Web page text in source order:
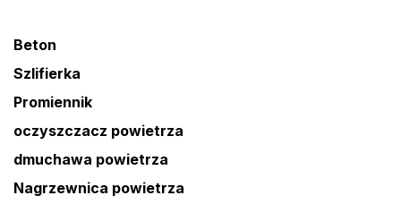
Beton
Szlifierka
Promiennik
oczyszczacz powietrza
dmuchawa powietrza
Nagrzewnica powietrza